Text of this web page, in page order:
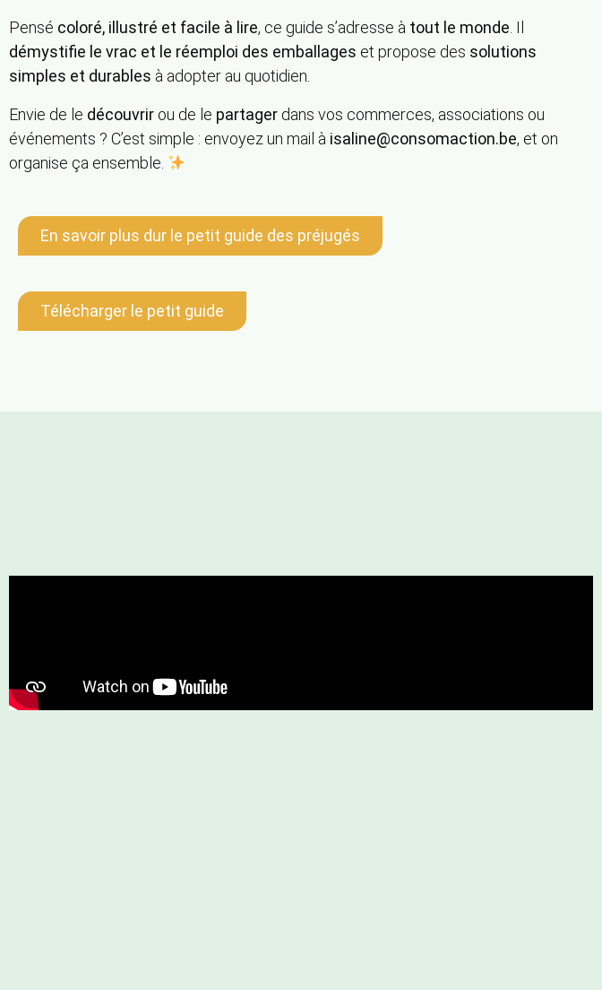
Pensé coloré, illustré et facile à lire, ce guide s’adresse à tout le monde . Il
démystifie le vrac et le réemploi des emballages et propose des solutions
simples et durables à adopter au quotidien.
Envie de le découvrir ou de le partager dans vos commerces, associations ou
événements ? C’est simple : envoyez un mail à isaline@consomaction.be, et on
organise ça ensemble.
En savoir plus dur le petit guide des préjugés
Télécharger le petit guide